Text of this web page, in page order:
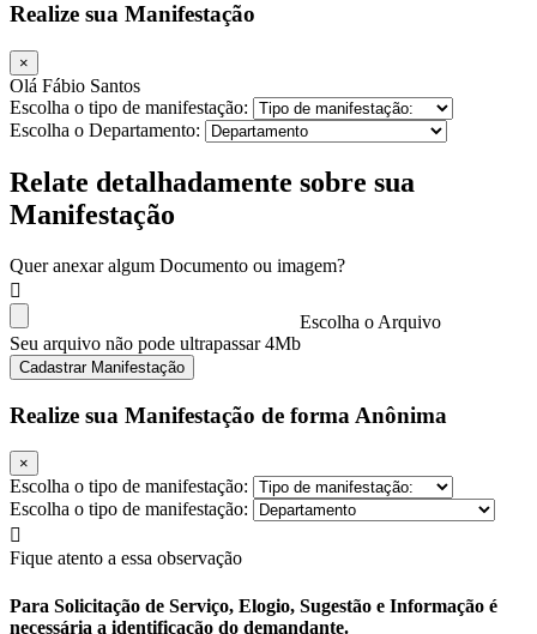
Realize sua Manifestação
×
Olá Fábio Santos
Escolha o tipo de manifestação:
Escolha o Departamento:
Relate detalhadamente sobre sua
Manifestação
Quer anexar algum Documento ou imagem?
Escolha o Arquivo
Seu arquivo não pode ultrapassar 4Mb
Cadastrar Manifestação
Realize sua Manifestação de forma Anônima
×
Escolha o tipo de manifestação:
Escolha o tipo de manifestação:
Fique atento a essa observação
Para Solicitação de Serviço, Elogio, Sugestão e Informação é
necessária a identificação do demandante.